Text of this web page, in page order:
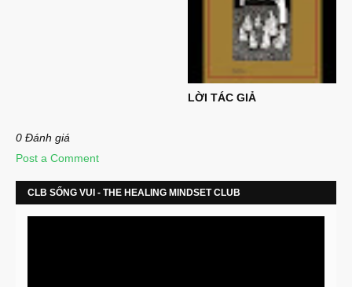
LỜI TÁC GIẢ
0 Đánh giá
Post a Comment
CLB SỐNG VUI - THE HEALING MINDSET CLUB